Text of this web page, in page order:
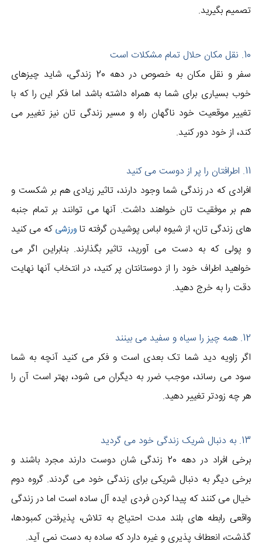
تصمیم بگیرید.
10. نقل مکان حلال تمام مشکلات است
سفر و نقل مکان به خصوص در دهه 20 زندگی، شاید چیزهای
خوب بسیاری برای شما به همراه داشته باشد اما فکر این را که با
تغییر موقعیت خود ناگهان راه و مسیر زندگی تان نیز تغییر می
کند، از خود دور کنید.
11. اطرافتان را پر از دوست می کنید
افرادی که در زندگی شما وجود دارند، تاثیر زیادی هم بر شکست و
هم بر موفقیت تان خواهند داشت. آنها می توانند بر تمام جنبه
های زندگی تان، از شیوه لباس پوشیدن گرفته تا ورزشی که می کنید
و پولی که به دست می آورید، تاثیر بگذارند. بنابراین اگر می
خواهید اطراف خود را از دوستانتان پر کنید، در انتخاب آنها نهایت
دقت را به خرج دهید.
12. همه چیز را سیاه و سفید می بینند
اگر زاویه دید شما تک بعدی است و فکر می کنید آنچه به شما
سود می رساند، موجب ضرر به دیگران می شود، بهتر است آن را
هر چه زودتر تغییر دهید.
13. به دنبال شریک زندگی خود می گردید
برخی افراد در دهه 20 زندگی شان دوست دارند مجرد باشند و
برخی دیگر به دنبال شریکی برای زندگی خود می گردند. گروه دوم
خیال می کنند که پیدا کردن فردی ایده آل ساده است اما در زندگی
واقعی رابطه های بلند مدت احتیاج به تلاش، پذیرفتن کمبودها،
گذشت، انعطاف پذیری و غیره دارد که ساده به دست نمی آید.